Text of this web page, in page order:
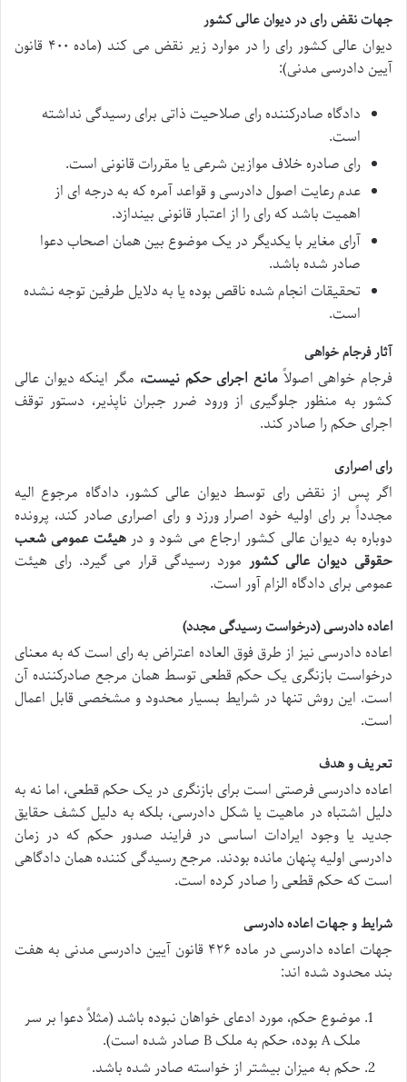
جهات نقض رای در دیوان عالی کشور
دیوان عالی کشور رای را در موارد زیر نقض می کند (ماده ۴۰۰ قانون
آیین دادرسی مدنی):
دادگاه صادرکننده رای صلاحیت ذاتی برای رسیدگی نداشته
است.
رای صادره خلاف موازین شرعی یا مقررات قانونی است.
عدم رعایت اصول دادرسی و قواعد آمره که به درجه ای از
اهمیت باشد که رای را از اعتبار قانونی بیندازد.
آرای مغایر با یکدیگر در یک موضوع بین همان اصحاب دعوا
صادر شده باشد.
تحقیقات انجام شده ناقص بوده یا به دلایل طرفین توجه نشده
است.
آثار فرجام خواهی
فرجام خواهی اصولاًمانع اجرای حکم نیست، مگر اینکه دیوان عالی
کشور به منظور جلوگیری از ورود ضرر جبران ناپذیر، دستور توقف
اجرای حکم را صادر کند.
رای اصراری
اگر پس از نقض رای توسط دیوان عالی کشور، دادگاه مرجوع الیه
مجدداً بر رای اولیه خود اصرار ورزد و رای اصراری صادر کند، پرونده
دوباره به دیوان عالی کشور ارجاع می شود و درهیئت عمومی شعب
حقوقی دیوان عالی کشور مورد رسیدگی قرار می گیرد. رای هیئت
عمومی برای دادگاه الزام آور است.
اعاده دادرسی (درخواست رسیدگی مجدد)
اعاده دادرسی نیز از طرق فوق العاده اعتراض به رای است که به معنای
درخواست بازنگری یک حکم قطعی توسط همان مرجع صادرکننده آن
است. این روش تنها در شرایط بسیار محدود و مشخصی قابل اعمال
است.
تعریف و هدف
اعاده دادرسی فرصتی است برای بازنگری در یک حکم قطعی، اما نه به
دلیل اشتباه در ماهیت یا شکل دادرسی، بلکه به دلیل کشف حقایق
جدید یا وجود ایرادات اساسی در فرایند صدور حکم که در زمان
دادرسی اولیه پنهان مانده بودند. مرجع رسیدگی کننده همان دادگاهی
است که حکم قطعی را صادر کرده است.
شرایط و جهات اعاده دادرسی
جهات اعاده دادرسی در ماده ۴۲۶ قانون آیین دادرسی مدنی به هفت
بند محدود شده اند:
موضوع حکم، مورد ادعای خواهان نبوده باشد (مثلاً دعوا بر سر
ملک A بوده، حکم به ملک B صادر شده است).
حکم به میزان بیشتر از خواسته صادر شده باشد.